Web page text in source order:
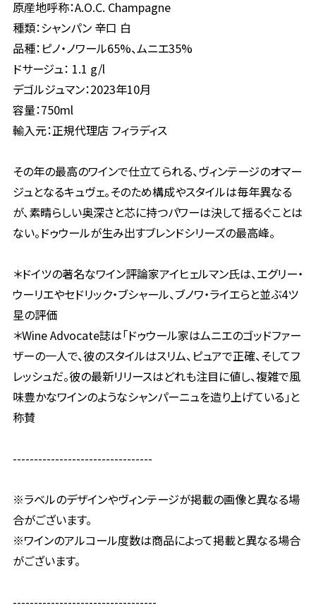
原産地呼称：A.O.C. Champagne
種類：シャンパン 辛口 白
品種：ピノ・ノワール65%、ムニエ35%
ドサージュ： 1.1 g/l
デゴルジュマン：2023年10月
容量：750ml
輸入元：正規代理店 フィラディス
その年の最高のワインで仕立てられる、ヴィンテージのオマー
ジュとなるキュヴェ。そのため構成やスタイルは毎年異なる
が、素晴らしい奥深さと芯に持つパワーは決して揺るぐことは
ない。ドゥウールが生み出すブレンドシリーズの最高峰。
＊ドイツの著名なワイン評論家アイヒェルマン氏は、エグリー・
ウーリエやセドリック・ブシャール、ブノワ・ライエらと並ぶ4ツ
星の評価
＊Wine Advocate誌は「ドゥウール家はムニエのゴッドファー
ザーの一人で、彼のスタイルはスリム、ピュアで正確、そしてフ
レッシュだ。彼の最新リリースはどれも注目に値し、複雑で風
味豊かなワインのようなシャンパーニュを造り上げている」と
称賛
---------------------------------
※ラベルのデザインやヴィンテージが掲載の画像と異なる場
合がございます。
※ワインのアルコール度数は商品によって掲載と異なる場合
がございます。
----------------------------------